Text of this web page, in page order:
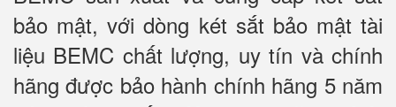
bảo mật, với dòng két sắt bảo mật tài
liệu BEMC chất lượng, uy tín và chính
hãng được bảo hành chính hãng 5 năm